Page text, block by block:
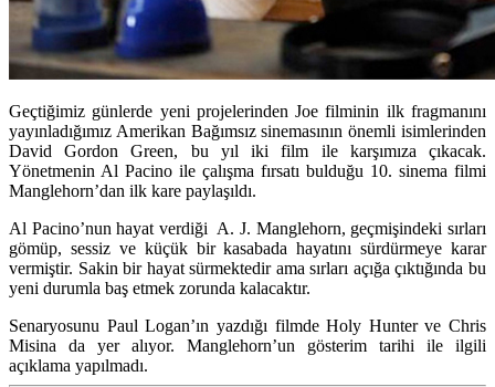
Geçtiğimiz günlerde yeni projelerinden Joe filminin ilk fragmanını
yayınladığımız Amerikan Bağımsız sinemasının önemli isimlerinden
David Gordon Green, bu yıl iki film ile karşımıza çıkacak.
Yönetmenin Al Pacino ile çalışma fırsatı bulduğu 10. sinema filmi
Manglehorn’dan ilk kare paylaşıldı.
Al Pacino’nun hayat verdiği A. J. Manglehorn, geçmişindeki sırları
gömüp, sessiz ve küçük bir kasabada hayatını sürdürmeye karar
vermiştir. Sakin bir hayat sürmektedir ama sırları açığa çıktığında bu
yeni durumla baş etmek zorunda kalacaktır.
Senaryosunu Paul Logan’ın yazdığı filmde Holy Hunter ve Chris
Misina da yer alıyor. Manglehorn’un gösterim tarihi ile ilgili
açıklama yapılmadı.